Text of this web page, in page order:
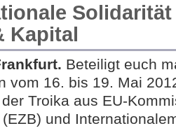
Kapital
Beteiligt euch
vom 16. bis 19. Mai
Troika aus EU-
und